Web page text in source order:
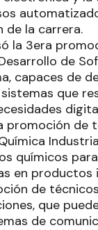
la carrera.
la 3era
de
capaces de
que
promoción de
químicos
en productos
de
que
de